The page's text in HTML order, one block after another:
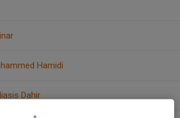
Hamidi
Dahir